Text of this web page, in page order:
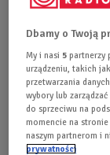
Dbamy o Twoją
My i nasi 5 partnerzy
urządzeniu, takich
przetwarzania
wybory lub
do sprzeciwu na
momencie na
naszym partnerom i
prywatności